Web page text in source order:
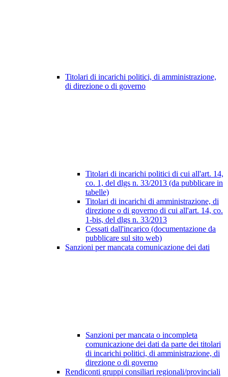
Titolari di incarichi politici, di amministrazione,
di direzione o di governo
Titolari di incarichi politici di cui all'art. 14,
co. 1, del dlgs n. 33/2013 (da pubblicare in
tabelle)
Titolari di incarichi di amministrazione, di
direzione o di governo di cui all'art. 14, co.
1-bis, del dlgs n. 33/2013
Cessati dall'incarico (documentazione da
pubblicare sul sito web)
Sanzioni per mancata comunicazione dei dati
Sanzioni per mancata o incompleta
comunicazione dei dati da parte dei titolari
di incarichi politici, di amministrazione, di
direzione o di governo
Rendiconti gruppi consiliari regionali/provinciali